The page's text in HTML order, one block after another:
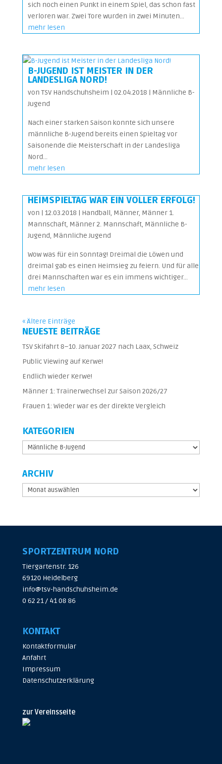
sich noch einen Punkt in einem Spiel, das schon fast
verloren war. Zwei Tore wurden in zwei Minuten...
mehr lesen
B-JUGEND IST MEISTER IN DER
LANDESLIGA NORD!
von TSV Handschuhsheim | 02.04.2018 | Männliche B-
Jugend
Nach einer starken Saison konnte sich unsere
männliche B-Jugend bereits einen Spieltag vor
Saisonende die Meisterschaft in der Landesliga
Nord...
mehr lesen
HEIMSPIELTAG WAR EIN VOLLER ERFOLG!
von | 12.03.2018 | Handball, Männer, Männer 1.
Mannschaft, Männer 2. Mannschaft, Männliche B-
Jugend, Männliche Jugend
Wow was für ein Sonntag! Dreimal die Löwen und
dreimal gab es einen Heimsieg zu feiern. Und für alle
drei Mannschaften war es ein immens wichtiger...
mehr lesen
« Ältere Einträge
NEUESTE BEITRÄGE
TSV Skifahrt 8–10. Januar 2027 nach Laax, Schweiz
Public Viewing auf Kerwe!
Endlich wieder Kerwe!
Männer 1: Trainerwechsel zur Saison 2026/27
Frauen 1: Wieder war es der direkte Vergleich
KATEGORIEN
Kategorien
ARCHIV
Archiv
SPORTZENTRUM NORD
Tiergartenstr. 126
69120 Heidelberg
info@tsv-handschuhsheim.de
0 62 21 / 41 08 86
KONTAKT
Kontaktformular
Anfahrt
Impressum
Datenschutzerklärung
zur Vereinsseite